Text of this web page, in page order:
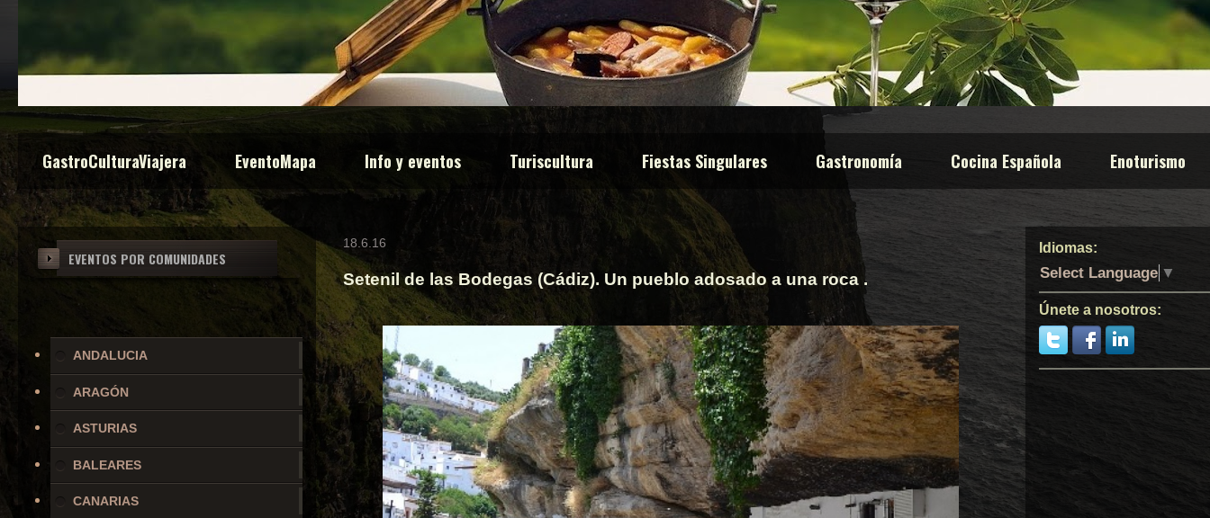
GastroCulturaViajera EventoMapa Info y eventos Turiscultura Fiestas Singulares Gastronomía Cocina Española Enoturismo
18.6.16
Setenil de las Bodegas (Cádiz). Un pueblo adosado a una roca .
EVENTOS POR COMUNIDADES
ANDALUCIA
ARAGÓN
ASTURIAS
BALEARES
CANARIAS
Idiomas:
Select Language ▼
Únete a nosotros: